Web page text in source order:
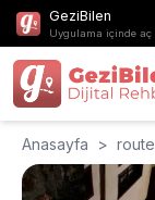
GeziBilen
Uygulama içinde aç
Anasayfa > route